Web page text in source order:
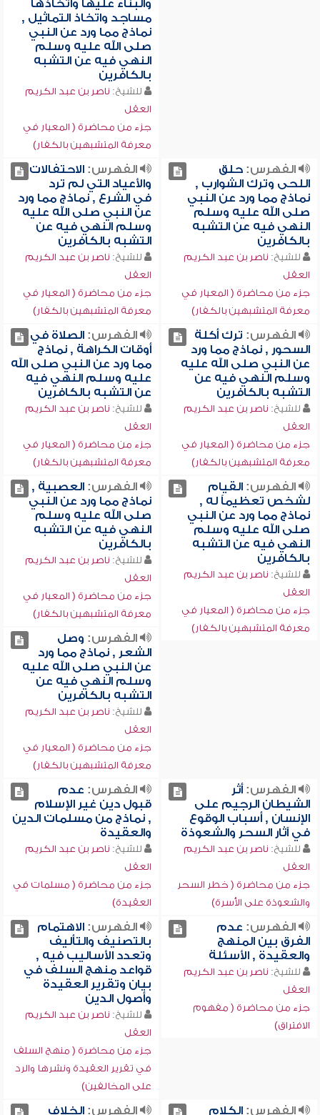
والبناء عليها واتخاذها
مساجد واتخاذ التماثيل ,
نماذج مما ورد عن النبي
صلى الله عليه وسلم
النهي فيه عن التشبه
بالكافرين
للشيخ: ناصر بن عبد الكريم
العقل
جزء من محاضرة ( المعيار في
معرفة المتشبهين بالكفار)
الفهرس:حلق
اللحى وترك الشوارب ,
نماذج مما ورد عن النبي
صلى الله عليه وسلم
النهي فيه عن التشبه
بالكافرين
للشيخ: ناصر بن عبد الكريم
العقل
جزء من محاضرة ( المعيار في
معرفة المتشبهين بالكفار)
الفهرس:الاحتفالات
والأعياد التي لم ترد
في الشرع , نماذج مما ورد
عن النبي صلى الله عليه
وسلم النهي فيه عن
التشبه بالكافرين
للشيخ: ناصر بن عبد الكريم
العقل
جزء من محاضرة ( المعيار في
معرفة المتشبهين بالكفار)
الفهرس: ترك أكلة
السحور , نماذج مما ورد
عن النبي صلى الله عليه
وسلم النهي فيه عن
التشبه بالكافرين
للشيخ: ناصر بن عبد الكريم
العقل
جزء من محاضرة ( المعيار في
معرفة المتشبهين بالكفار)
الفهرس:الصلاة في
أوقات الكراهة , نماذج
مما ورد عن النبي صلى الله
عليه وسلم النهي فيه
عن التشبه بالكافرين
للشيخ: ناصر بن عبد الكريم
العقل
جزء من محاضرة ( المعيار في
معرفة المتشبهين بالكفار)
الفهرس:القيام
لشخص تعظيماً له ,
نماذج مما ورد عن النبي
صلى الله عليه وسلم
النهي فيه عن التشبه
بالكافرين
للشيخ: ناصر بن عبد الكريم
العقل
جزء من محاضرة ( المعيار في
معرفة المتشبهين بالكفار)
الفهرس:العصبية ,
نماذج مما ورد عن النبي
صلى الله عليه وسلم
النهي فيه عن التشبه
بالكافرين
للشيخ: ناصر بن عبد الكريم
العقل
جزء من محاضرة ( المعيار في
معرفة المتشبهين بالكفار)
الفهرس: وصل
الشعر , نماذج مما ورد
عن النبي صلى الله عليه
وسلم النهي فيه عن
التشبه بالكافرين
للشيخ: ناصر بن عبد الكريم
العقل
جزء من محاضرة ( المعيار في
معرفة المتشبهين بالكفار)
الفهرس:أثر
الشيطان الرجيم على
الإنسان , أسباب الوقوع
في آثار السحر والشعوذة
للشيخ: ناصر بن عبد الكريم
العقل
جزء من محاضرة ( خطر السحر
والشعوذة على الأسرة)
الفهرس: عدم
قبول دين غير الإسلام
, نماذج من مسلمات الدين
والعقيدة
للشيخ: ناصر بن عبد الكريم
العقل
جزء من محاضرة ( مسلمات في
العقيدة)
الفهرس: عدم
الفرق بين المنهج
والعقيدة , الأسئلة
للشيخ: ناصر بن عبد الكريم
العقل
جزء من محاضرة ( مفهوم
الافتراق)
الفهرس:الاهتمام
بالتصنيف والتأليف
وتعدد الأساليب فيه ,
قواعد منهج السلف في
بيان وتقرير العقيدة
وأصول الدين
للشيخ: ناصر بن عبد الكريم
العقل
جزء من محاضرة ( منهج السلف
في تقرير العقيدة ونشرها والرد
على المخالفين)
الفهرس:الكلام
الفهرس:الخلاف